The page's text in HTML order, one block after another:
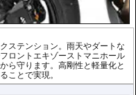
ステンション。雨天やダートな
ロントエキゾーストマニホール
ら守ります。高剛性と軽量化と
ことで実現。